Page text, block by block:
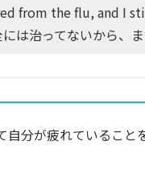
from the flu, and I
は治ってないから、
分が疲れているこ